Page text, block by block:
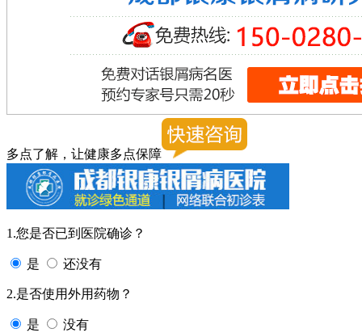
多点了解，让健康多点保障
1.您是否已到医院确诊？
是 还没有
2.是否使用外用药物？
是 没有